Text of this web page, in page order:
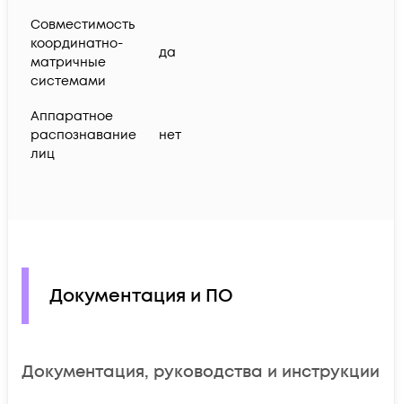
Совместимость
координатно-
матричные
системами
да
Аппаратное
распознавание
лиц
нет
Документация и ПО
Документация, руководства и инструкции